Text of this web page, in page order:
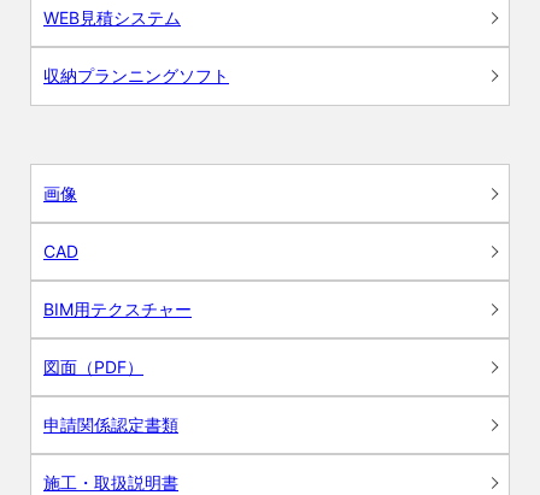
WEB見積システム
収納プランニングソフト
画像
CAD
BIM用テクスチャー
図面（PDF）
申請関係認定書類
施工・取扱説明書